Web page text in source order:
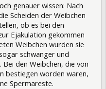
genauer wissen: Nach
Scheiden der Weibchen
ob es bei den
Ejakulation gekommen
Weibchen wurden sie
schwanger und
den Weibchen, die von
bestiegen worden waren,
Spermareste.